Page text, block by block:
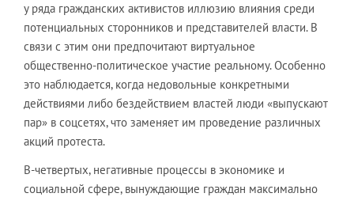
у ряда гражданских активистов иллюзию влияния среди
потенциальных сторонников и представителей власти. В
связи с этим они предпочитают виртуальное
общественно-политическое участие реальному. Особенно
это наблюдается, когда недовольные конкретными
действиями либо бездействием властей люди «выпускают
пар» в соцсетях, что заменяет им проведение различных
акций протеста.
В-четвертых, негативные процессы в экономике и
социальной сфере, вынуждающие граждан максимально